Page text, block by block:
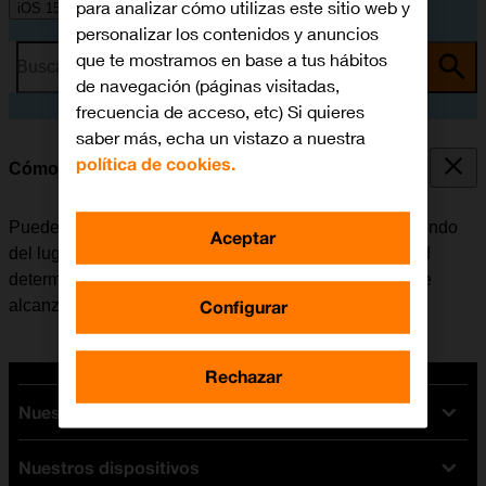
iOS 15.0
Busca por problema o tema
Cómo seleccionar el tipo de red
Puede haber varios tipos de red disponibles, dependiendo
del lugar en el que se encuentre el móvil. El tipo de red
determina, entre otras cosas, la velocidad de datos que
alcanza el móvil.
Nuestras tarifas
Tarifas Orange
Nuestros dispositivos
para analizar cómo utilizas este sitio web y
personalizar los contenidos y anuncios
que te mostramos en base a tus hábitos
de navegación (páginas visitadas,
frecuencia de acceso, etc) Si quieres
saber más, echa un vistazo a nuestra
política de cookies.
Configurar
Rechazar
Aceptar